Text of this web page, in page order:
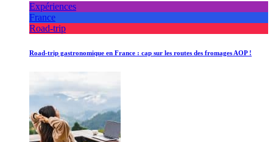
Expériences
France
Road-trip
Road-trip gastronomique en France : cap sur les routes des fromages AOP !